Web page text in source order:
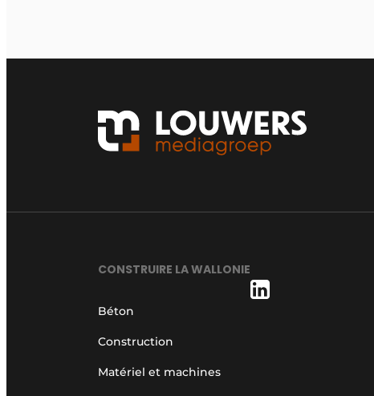
CONSTRUIRE LA WALLONIE
Béton
Construction
Matériel et machines